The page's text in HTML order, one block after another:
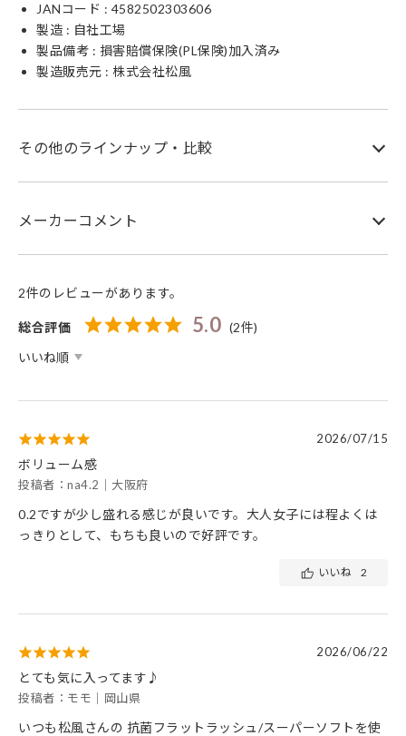
JANコード : 4582502303606
製造 : 自社工場
製品備考 : 損害賠償保険(PL保険)加入済み
製造販売元 : 株式会社松風
その他のラインナップ・比較
メーカーコメント
2件のレビューがあります。
総合評価 5.0 (2件)
2026/07/15
ボリューム感
投稿者：na4.2｜大阪府
0.2ですが少し盛れる感じが良いです。大人女子には程よくは
っきりとして、もちも良いので好評です。
いいね 2
2026/06/22
とても気に入ってます♪
投稿者：モモ｜岡山県
いつも松風さんの 抗菌フラットラッシュ/スーパーソフトを使